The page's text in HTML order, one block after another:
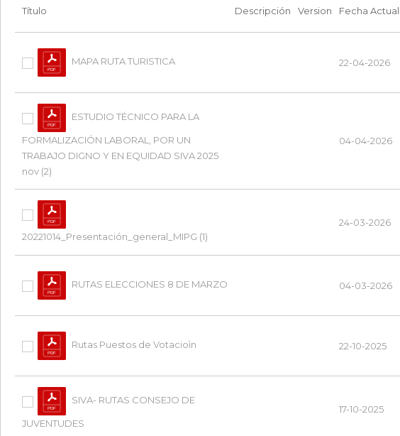
Título Descripción Version Fecha
MAPA RUTA TURISTICA 22-04-2026
ESTUDIO TÉCNICO PARA LA
FORMALIZACIÓN LABORAL, POR UN
TRABAJO DIGNO Y EN EQUIDAD SIVA 2025
nov (2)
04-04-2026
20221014_Presentación_general_MIPG (1)
24-03-2026
RUTAS ELECCIONES 8 DE MARZO 04-03-2026
Rutas Puestos de Votacioìn 22-10-2025
SIVA- RUTAS CONSEJO DE
JUVENTUDES
17-10-2025